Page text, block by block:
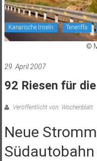
Kanarische Inseln Teneriffa
©
29. April 2007
92 Riesen für
Veröffentlicht von: Wochenblatt
Neue